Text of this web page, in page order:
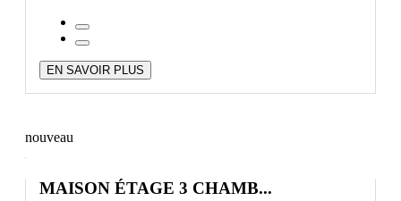
EN SAVOIR PLUS
nouveau
MAISON ÉTAGE 3 CHAMB...